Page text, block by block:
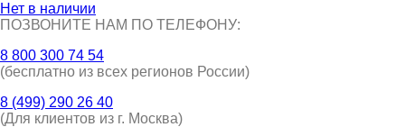
Нет в наличии
ПОЗВОНИТЕ НАМ ПО ТЕЛЕФОНУ:
8 800 300 74 54
(бесплатно из всех регионов России)
8 (499) 290 26 40
(Для клиентов из г. Москва)